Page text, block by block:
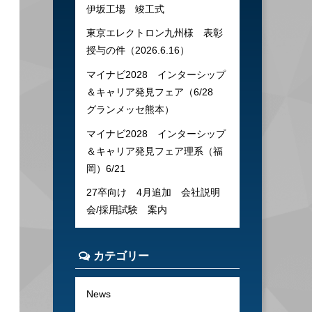
伊坂工場 竣工式
東京エレクトロン九州様 表彰
授与の件（2026.6.16）
マイナビ2028 インターシップ
＆キャリア発見フェア（6/28
グランメッセ熊本）
マイナビ2028 インターシップ
＆キャリア発見フェア理系（福
岡）6/21
27卒向け 4月追加 会社説明
会/採用試験 案内
カテゴリー
News